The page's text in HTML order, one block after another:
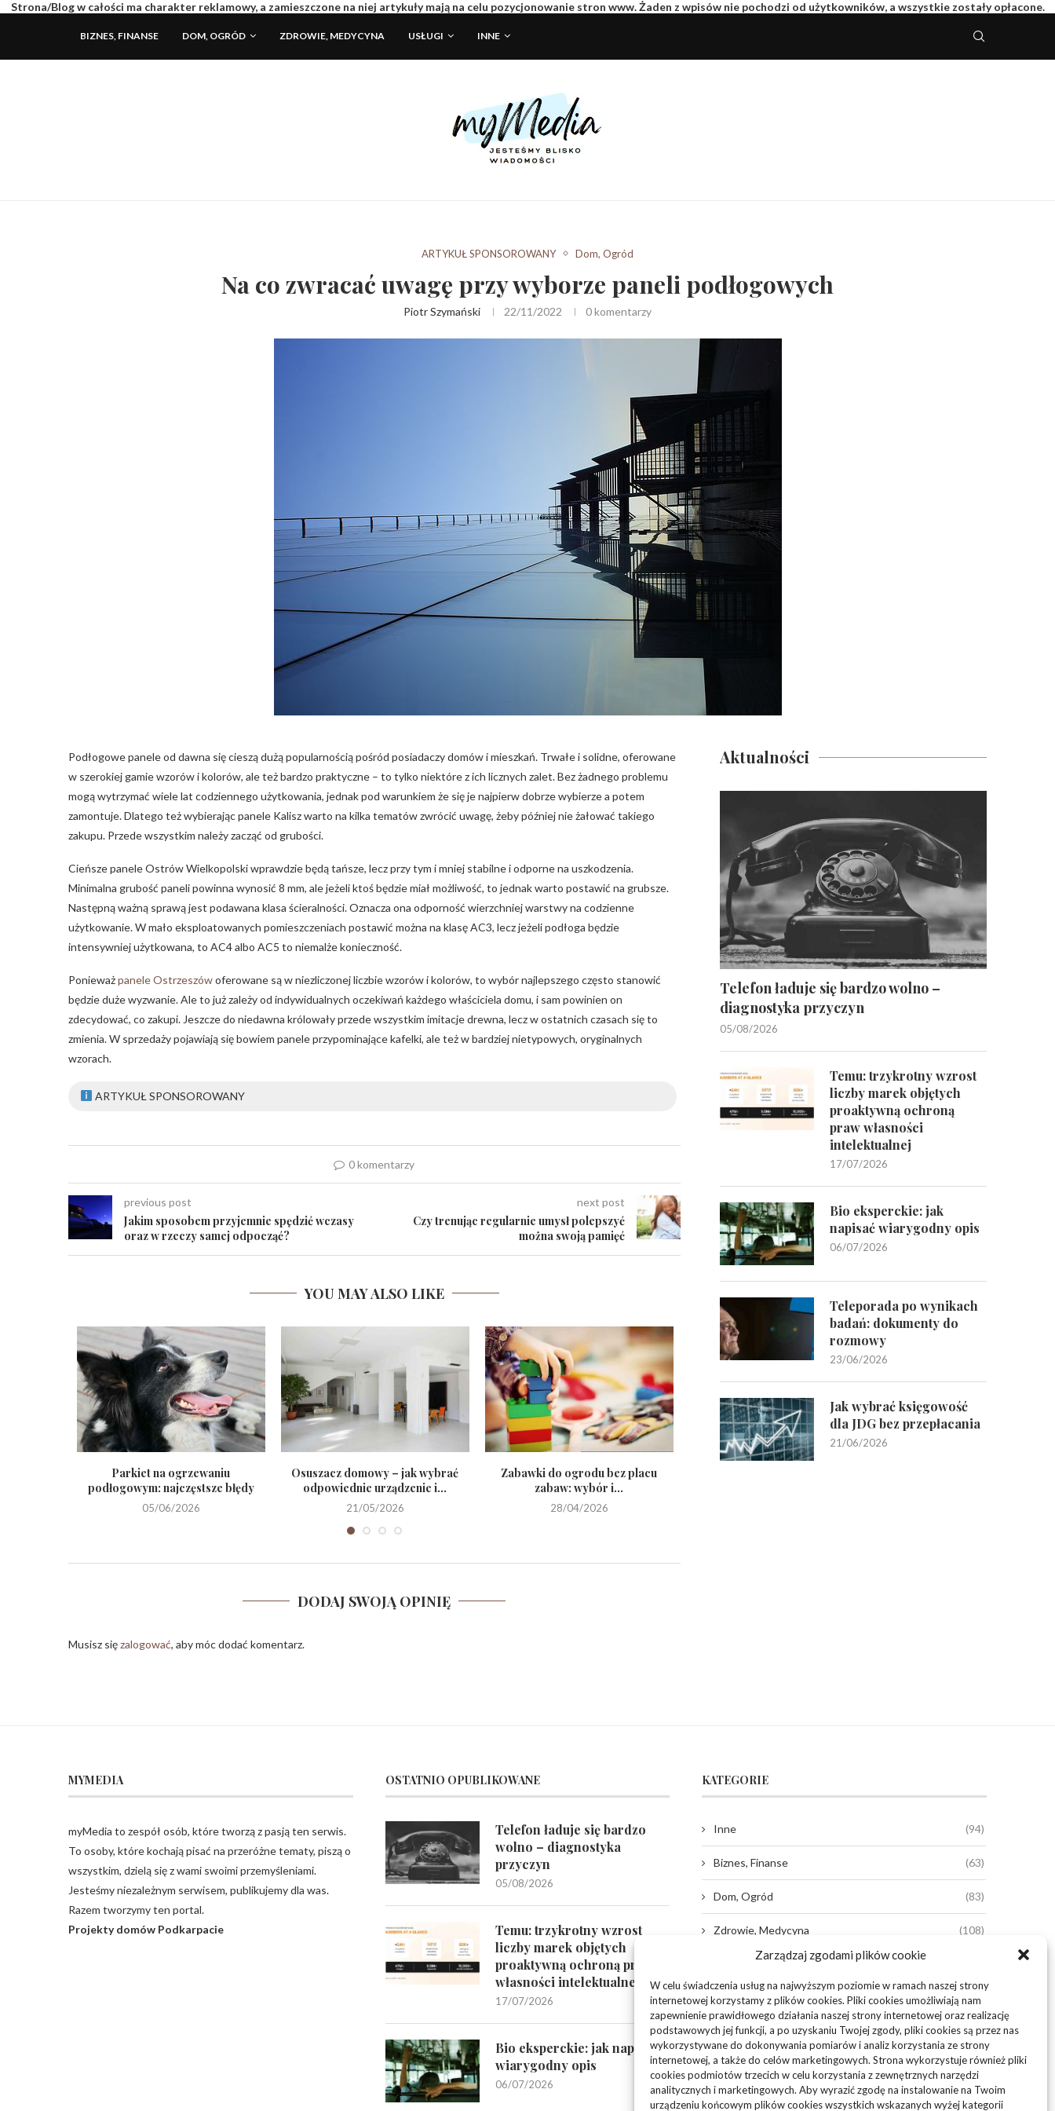
Zarządzaj zgodami plików cookie
W celu świadczenia usług na najwyższym poziomie w ramach naszej strony
internetowej korzystamy z plików cookies. Pliki cookies umożliwiają nam
zapewnienie prawidłowego działania naszej strony internetowej oraz realizację
podstawowych jej funkcji, a po uzyskaniu Twojej zgody, pliki cookies są przez nas
wykorzystywane do dokonywania pomiarów i analiz korzystania ze strony
internetowej, a także do celów marketingowych. Strona wykorzystuje również pliki
cookies podmiotów trzecich w celu korzystania z zewnętrznych narzędzi
analitycznych i marketingowych. Aby wyrazić zgodę na instalowanie na Twoim
urządzeniu końcowym plików cookies wszystkich wskazanych wyżej kategorii
Strona/Blog w całości ma charakter reklamowy, a zamieszczone na niej artykuły mają na celu pozycjonowanie stron www. Żaden z wpisów nie pochodzi od użytkowników, a wszystkie zostały opłacone.
BIZNES, FINANSE DOM, OGRÓD ZDROWIE, MEDYCYNA USŁUGI INNE
ARTYKUŁ SPONSOROWANY Dom, Ogród
Na co zwracać uwagę przy wyborze paneli podłogowych
Piotr Szymański 22/11/2022 0 komentarzy
Podłogowe panele od dawna się cieszą dużą popularnością pośród posiadaczy domów i mieszkań. Trwałe i solidne, oferowane
w szerokiej gamie wzorów i kolorów, ale też bardzo praktyczne – to tylko niektóre z ich licznych zalet. Bez żadnego problemu
mogą wytrzymać wiele lat codziennego użytkowania, jednak pod warunkiem że się je najpierw dobrze wybierze a potem
zamontuje. Dlatego też wybierając panele Kalisz warto na kilka tematów zwrócić uwagę, żeby później nie żałować takiego
zakupu. Przede wszystkim należy zacząć od grubości.
Cieńsze panele Ostrów Wielkopolski wprawdzie będą tańsze, lecz przy tym i mniej stabilne i odporne na uszkodzenia.
Minimalna grubość paneli powinna wynosić 8 mm, ale jeżeli ktoś będzie miał możliwość, to jednak warto postawić na grubsze.
Następną ważną sprawą jest podawana klasa ścieralności. Oznacza ona odporność wierzchniej warstwy na codzienne
użytkowanie. W mało eksploatowanych pomieszczeniach postawić można na klasę AC3, lecz jeżeli podłoga będzie
intensywniej użytkowana, to AC4 albo AC5 to niemalże konieczność.
Ponieważpanele Ostrzeszówoferowane są w niezliczonej liczbie wzorów i kolorów, to wybór najlepszego często stanowić
będzie duże wyzwanie. Ale to już zależy od indywidualnych oczekiwań każdego właściciela domu, i sam powinien on
zdecydować, co zakupi. Jeszcze do niedawna królowały przede wszystkim imitacje drewna, lecz w ostatnich czasach się to
zmienia. W sprzedaży pojawiają się bowiem panele przypominające kafelki, ale też w bardziej nietypowych, oryginalnych
wzorach.
ARTYKUŁ SPONSOROWANY
0 komentarzy
previous post
Jakim sposobem przyjemnie spędzić wczasy
oraz w rzeczy samej odpocząć?
next post
Czy trenując regularnie umysł polepszyć
można swoją pamięć
YOU MAY ALSO LIKE
Parkiet na ogrzewaniu
podłogowym: najczęstsze błędy
05/06/2026
Osuszacz domowy – jak wybrać
odpowiednie urządzenie i...
21/05/2026
Zabawki do ogrodu bez placu
zabaw: wybór i...
28/04/2026
DODAJ SWOJĄ OPINIĘ
Musisz sięzalogować, aby móc dodać komentarz.
Aktualności
Telefon ładuje się bardzo wolno –
diagnostyka przyczyn
05/08/2026
Temu: trzykrotny wzrost
liczby marek objętych
proaktywną ochroną
praw własności
intelektualnej
17/07/2026
Bio eksperckie: jak
napisać wiarygodny opis
06/07/2026
Teleporada po wynikach
badań: dokumenty do
rozmowy
23/06/2026
Jak wybrać księgowość
dla JDG bez przepłacania
21/06/2026
MYMEDIA
myMedia to zespół osób, które tworzą z pasją ten serwis.
To osoby, które kochają pisać na przeróżne tematy, piszą o
wszystkim, dzielą się z wami swoimi przemyśleniami.
Jesteśmy niezależnym serwisem, publikujemy dla was.
Razem tworzymy ten portal.
Projekty domów Podkarpacie
OSTATNIO OPUBLIKOWANE
Telefon ładuje się bardzo
wolno – diagnostyka
przyczyn
05/08/2026
Temu: trzykrotny wzrost
liczby marek objętych
proaktywną ochroną praw
własności intelektualnej
17/07/2026
Bio eksperckie: jak napisać
wiarygodny opis
06/07/2026
KATEGORIE
Inne (94)
Biznes, Finanse (63)
Dom, Ogród (83)
Zdrowie, Medycyna (108)
Edukacja, Rozrywka
Sport, Turystyka (34)
Budownictwo, Przemysł (61)
Technologie (23)
Usługi (73)